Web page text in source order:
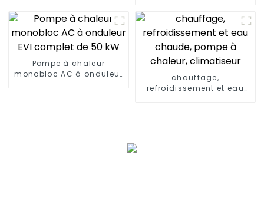
Pompe à chaleur
monobloc AC à onduleur
chauffage,
refroidissement et eau